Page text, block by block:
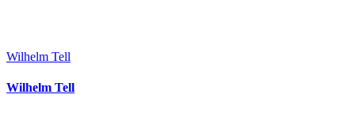
Wilhelm Tell
Wilhelm Tell